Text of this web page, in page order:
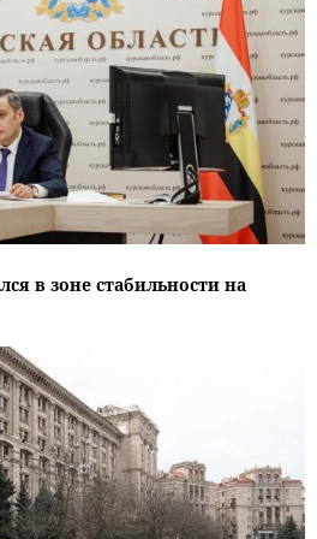
в зоне стабильности на